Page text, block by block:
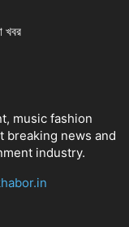
music fashion
breaking news and
industry.